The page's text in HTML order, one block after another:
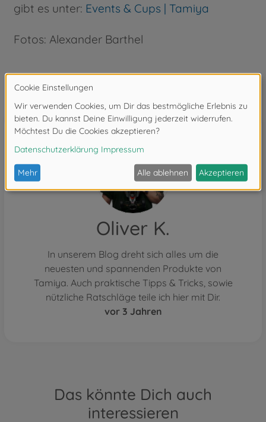
gibt es unter: Events & Cups | Tamiya
Fotos: Alexander Barthel
Oliver K.
In unserem Blog dreht sich alles um die
neuesten und spannenden Produkte von
Tamiya. Auch praktische Tipps & Tricks, sowie
nützliche Ratschläge teile ich hier mit Dir.
vor 3 Jahren
Das könnte Dich auch
interessieren